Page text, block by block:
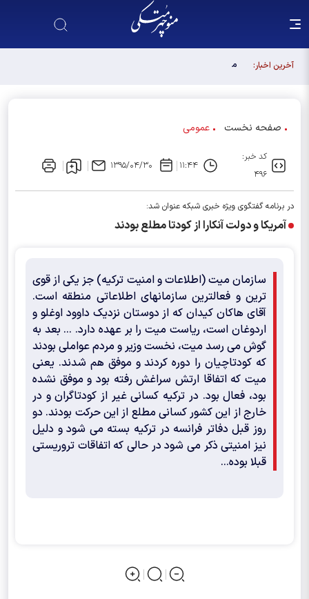
آخرین اخبار:
مجلس آینده باید آبروی اصولگرایی باشد / فهرست شورای
صفحه نخست عمومی
کد خبر:
۴۹۶
۱۱:۴۴ ۱۳۹۵/۰۴/۳۰
در برنامه گفتگوی ویژه خبری شبکه عنوان شد:
آمریکا و دولت آنکارا از کودتا مطلع بودند
سازمان میت (اطلاعات و امنیت ترکیه) جز یکی از قوی
ترین و فعالترین سازمانهای اطلاعاتی منطقه است.
آقای هاکان کیدان که از دوستان نزدیک داوود اوغلو و
اردوغان است، ریاست میت را بر عهده دارد. ... بعد به
گوش می رسد میت، نخست وزیر و مردم عواملی بودند
که کودتاچیان را دوره کردند و موفق هم شدند. یعنی
میت که اتفاقا ارتش سراغش رفته بود و موفق نشده
بود، فعال بود. در ترکیه کسانی غیر از کودتاگران و در
خارج از این کشور کسانی مطلع از این حرکت بودند. دو
روز قبل دفاتر فرانسه در ترکیه بسته می شود و دلیل
نیز امنیتی ذکر می شود در حالی که اتفاقات تروریستی
قبلا بوده...